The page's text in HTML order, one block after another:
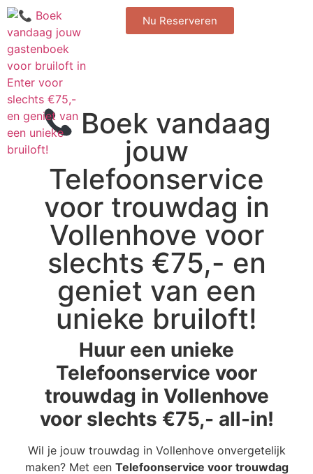
Nu Reserveren
Boek vandaag
jouw
Telefoonservice
voor trouwdag in
Vollenhove voor
slechts €75,- en
geniet van een
unieke bruiloft!
Huur een unieke
Telefoonservice voor
trouwdag in Vollenhove
voor slechts €75,- all-in!
Wil je jouw trouwdag in Vollenhove onvergetelijk
maken? Met een Telefoonservice voor trouwdag